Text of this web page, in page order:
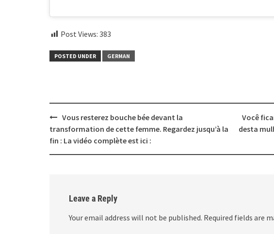
Post Views: 383
POSTED UNDER GERMAN
Post
navigation
Vous resterez bouche bée devant la
transformation de cette femme. Regardez jusqu’à la
fin : La vidéo complète est ici :
Você
desta
Leave a Reply
Your email address will not be published. Required fields are